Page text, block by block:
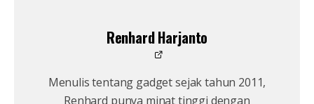
Renhard Harjanto
Menulis tentang gadget sejak tahun 2011,
Renhard punya minat tinggi dengan